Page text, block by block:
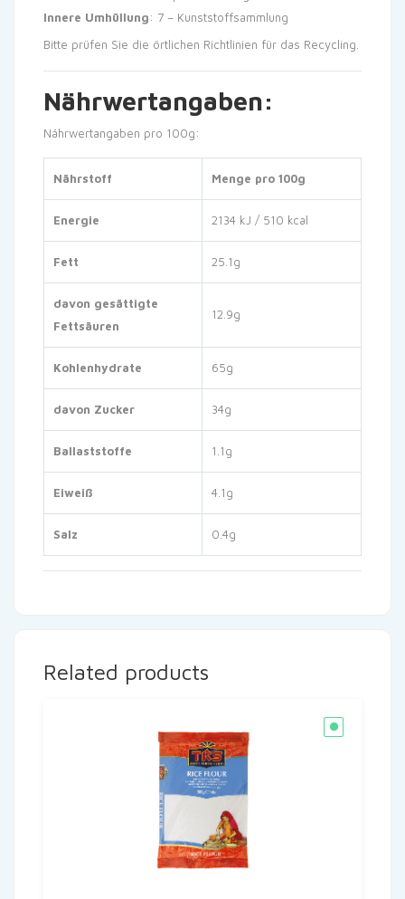
Innere Umhüllung: 7 – Kunststoffsammlung
Bitte prüfen Sie die örtlichen Richtlinien für das Recycling.
Nährwertangaben:
Nährwertangaben pro 100g:
Nährstoff Menge pro 100g
Energie 2134 kJ / 510 kcal
Fett 25.1g
davon gesättigte
Fettsäuren
12.9g
Kohlenhydrate 65g
davon Zucker 34g
Ballaststoffe 1.1g
Eiweiß 4.1g
Salz 0.4g
Related products